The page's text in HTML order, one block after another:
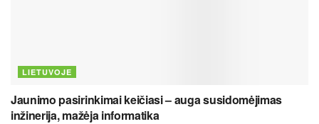
LIETUVOJE
Jaunimo pasirinkimai keičiasi – auga susidomėjimas
inžinerija, mažėja informatika